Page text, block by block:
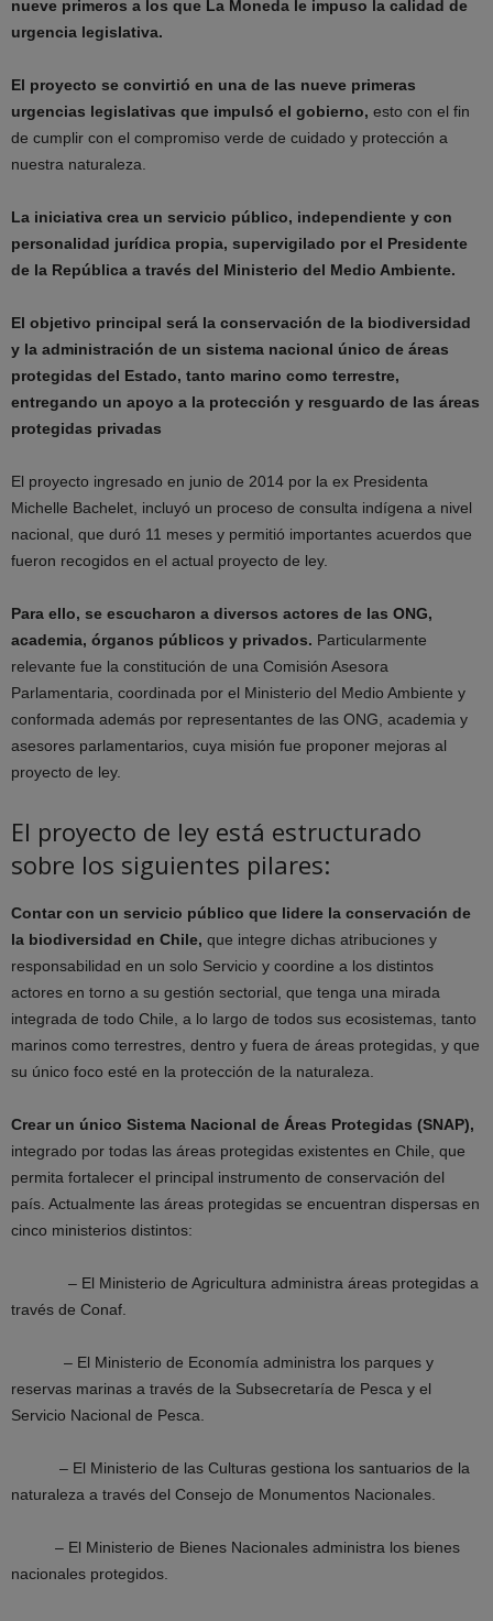
nueve primeros a los que La Moneda le impuso la calidad de
urgencia legislativa.
El proyecto se convirtió en una de las nueve primeras
urgencias legislativas que impulsó el gobierno, esto con el fin
de cumplir con el compromiso verde de cuidado y protección a
nuestra naturaleza.
La iniciativa crea un servicio público, independiente y con
personalidad jurídica propia, supervigilado por el Presidente
de la República a través del Ministerio del Medio Ambiente.
El objetivo principal será la conservación de la biodiversidad
y la administración de un sistema nacional único de áreas
protegidas del Estado, tanto marino como terrestre,
entregando un apoyo a la protección y resguardo de las áreas
protegidas privadas
El proyecto ingresado en junio de 2014 por la ex Presidenta
Michelle Bachelet, incluyó un proceso de consulta indígena a nivel
nacional, que duró 11 meses y permitió importantes acuerdos que
fueron recogidos en el actual proyecto de ley.
Para ello, se escucharon a diversos actores de las ONG,
academia, órganos públicos y privados. Particularmente
relevante fue la constitución de una Comisión Asesora
Parlamentaria, coordinada por el Ministerio del Medio Ambiente y
conformada además por representantes de las ONG, academia y
asesores parlamentarios, cuya misión fue proponer mejoras al
proyecto de ley.
El proyecto de ley está estructurado
sobre los siguientes pilares:
Contar con un servicio público que lidere la conservación de
la biodiversidad en Chile, que integre dichas atribuciones y
responsabilidad en un solo Servicio y coordine a los distintos
actores en torno a su gestión sectorial, que tenga una mirada
integrada de todo Chile, a lo largo de todos sus ecosistemas, tanto
marinos como terrestres, dentro y fuera de áreas protegidas, y que
su único foco esté en la protección de la naturaleza.
Crear un único Sistema Nacional de Áreas Protegidas (SNAP),
integrado por todas las áreas protegidas existentes en Chile, que
permita fortalecer el principal instrumento de conservación del
país. Actualmente las áreas protegidas se encuentran dispersas en
cinco ministerios distintos:
– El Ministerio de Agricultura administra áreas protegidas a
través de Conaf.
– El Ministerio de Economía administra los parques y
reservas marinas a través de la Subsecretaría de Pesca y el
Servicio Nacional de Pesca.
– El Ministerio de las Culturas gestiona los santuarios de la
naturaleza a través del Consejo de Monumentos Nacionales.
– El Ministerio de Bienes Nacionales administra los bienes
nacionales protegidos.